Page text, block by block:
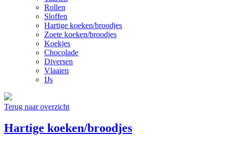
Rollen
Sloffen
Hartige koeken/broodjes
Zoete koeken/broodjes
Koekjes
Chocolade
Diversen
Vlaaien
IJs
Terug naar overzicht
Hartige koeken/broodjes